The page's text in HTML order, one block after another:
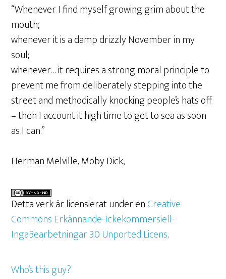
“Whenever I find myself growing grim about the
mouth;
whenever it is a damp drizzly November in my
soul;
whenever… it requires a strong moral principle to
prevent me from deliberately stepping into the
street and methodically knocking people’s hats off
– then I account it high time to get to sea as soon
as I can.”
Herman Melville, Moby Dick,
Detta verk är licensierat under enCreative
Commons Erkännande-Ickekommersiell-
IngaBearbetningar 3.0 Unported Licens.
Who’s this guy?